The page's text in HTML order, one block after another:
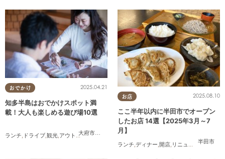
おでかけ
大府市
,東浦町 半田市
2025.04.21
知多半島はおでかけスポット満
載！大人も楽しめる遊び場10選
ランチ, ドライブ,観光,アウトドア , 親子, カップル 友人
お店
半田市
2025.08.10
ここ半年以内に半田市でオープン
したお店 14選【2025年3月～7
月】
ランチ,ディナー,開店, リニューアル ,まとめ